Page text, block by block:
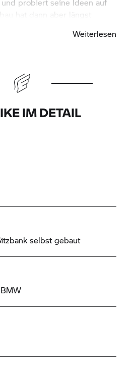
hat dann aber längst
Variationen“, sagt der
eng gesteckt, die Intensität
Jahreswende angefangen
Weiterlesen
IM DETAIL
selbst gebaut
BMW